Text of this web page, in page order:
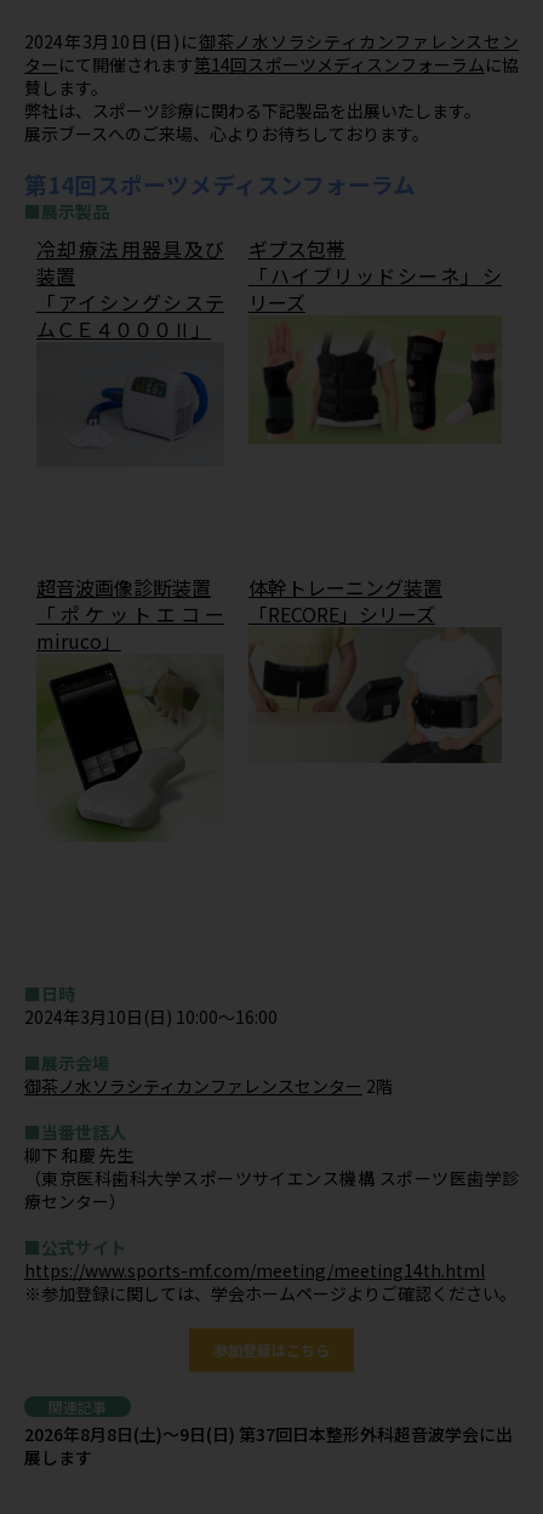
2024年3月10日(日)に御茶ノ水ソラシティカンファレンスセン
ター にて開催されます第14回スポーツメディスンフォーラムに協
賛します。
弊社は、スポーツ診療に関わる下記製品を出展いたします。
展示ブースへのご来場、心よりお待ちしております。
第14回スポーツメディスンフォーラム
■展示製品
冷却療法用器具及び
装置
「アイシングシステ
ムＣＥ４０００Ⅱ」
ギプス包帯
「ハイブリッドシーネ」シ
リーズ
超音波画像診断装置
「ポケットエコー
miruco」
体幹トレーニング装置
「RECORE」シリーズ
■日時
2024年3月10日(日) 10:00～16:00
■展示会場
御茶ノ水ソラシティカンファレンスセンター 2階
■当番世話人
柳下 和慶 先生
（東京医科歯科大学スポーツサイエンス機構 スポーツ医歯学診
療センター）
■公式サイト
https://www.sports-mf.com/meeting/meeting14th.html
※参加登録に関しては、学会ホームページよりご確認ください。
参加登録はこちら
関連記事
2026年8月8日(土)～9日(日) 第37回日本整形外科超音波学会に出
展します